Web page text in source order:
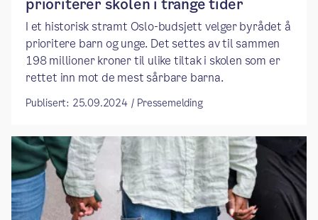
prioriterer skolen i trange tider
I et historisk stramt Oslo-budsjett velger byrådet å
prioritere barn og unge. Det settes av til sammen
198 millioner kroner til ulike tiltak i skolen som er
rettet inn mot de mest sårbare barna.
Publisert: 25.09.2024 / Pressemelding